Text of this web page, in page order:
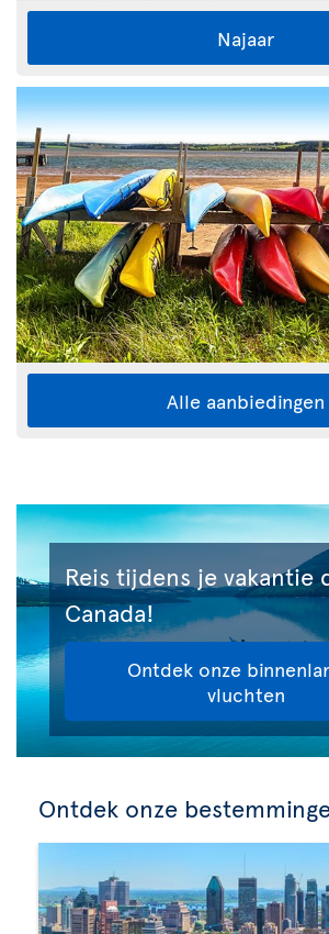
Najaar
Alle aanbiedingen
Reis tijdens je vakantie
Canada!
Ontdek onze
vluchten
Ontdek onze